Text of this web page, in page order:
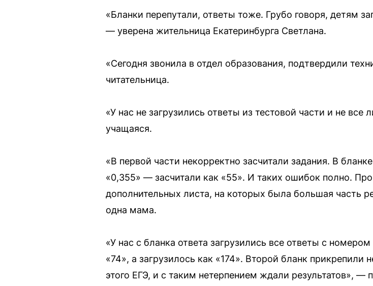
«Бланки перепутали, ответы тоже. Грубо говоря, детям
— уверена жительница Екатеринбурга Светлана.
«Сегодня звонила в отдел образования, подтвердили
читательница.
«У нас не загрузились ответы из тестовой части и не
учащаяся.
«В первой части некорректно засчитали задания. В
«0,355» — засчитали как «55». И таких ошибок полно.
дополнительных листа, на которых была большая часть
одна мама.
«У нас с бланка ответа загрузились все ответы с
«74», а загрузилось как «174». Второй бланк
этого ЕГЭ, и с таким нетерпением ждали результатов», —